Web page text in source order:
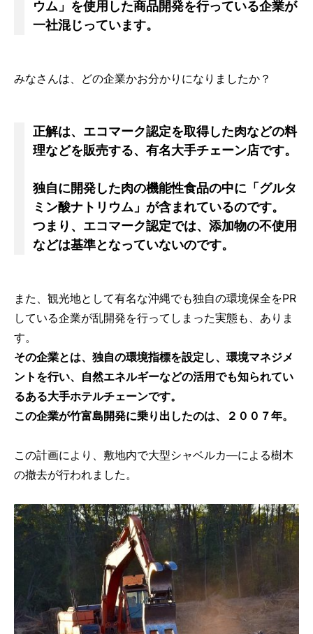
ウム」を使用した商品開発を行っている企業が
一社混じっています。
みなさんは、どの企業かお分かりになりましたか？
正解は、エコマーク認定を取得した肉などの料
理などを販売する、有名大手チェーン店です。
独自に開発した肉の機能性食品の中に「グルタ
ミン酸ナトリウム」が含まれているのです。
つまり、エコマーク認定では、添加物の不使用
などは基準となっていないのです。
また、観光地として有名な沖縄でも独自の環境保全をPR
している企業が乱開発を行ってしまった実態も、ありま
す。
その企業とは、独自の環境指標を設定し、環境マネジメ
ントを行い、自然エネルギーなどの活用でも知られてい
るある大手ホテルチェーンです。
この企業が竹富島開発に乗り出したのは、２００７年。
この計画により、敷地内で大型シャベルカ―による樹木
の撤去が行われました。